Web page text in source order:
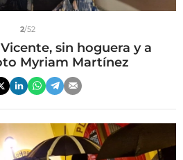
2/52
sin hoguera y a
Myriam Martínez